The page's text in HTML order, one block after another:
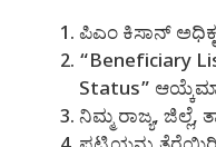
ಪಿಎಂ ಕಿಸಾನ್
“Beneficiary
Status”
ನಿಮ್ಮ ರಾಜ್ಯ, ಜಿಲ್ಲೆ,